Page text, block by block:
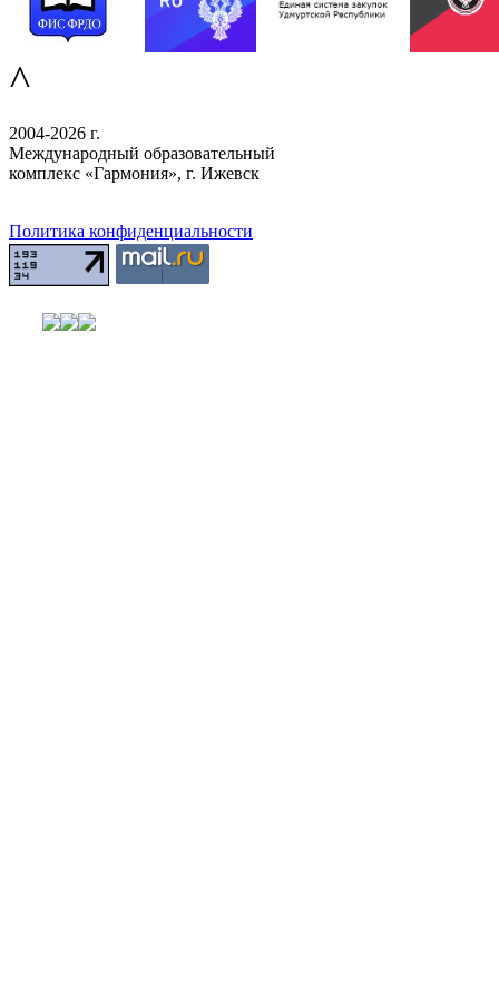
^
2004-2026 г.
Международный образовательный
комплекс «Гармония», г. Ижевск
Политика конфиденциальности